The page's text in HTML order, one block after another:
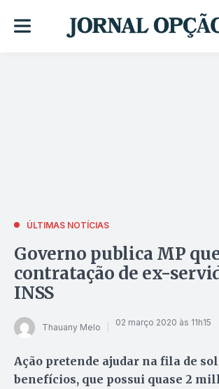
ÚLTIMAS NOTÍCIAS
Governo publica MP
contratação de ex-
INSS
Thauany Melo 02 março 2020 às 11h15
Ação pretende ajudar na fila de
benefícios, que possui quase 2